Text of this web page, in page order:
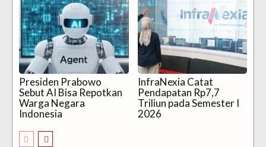
Presiden Prabowo
Sebut AI Bisa Repotkan
Warga Negara
Indonesia
InfraNexia Catat
Pendapatan Rp7,7
Triliun pada Semester I
2026